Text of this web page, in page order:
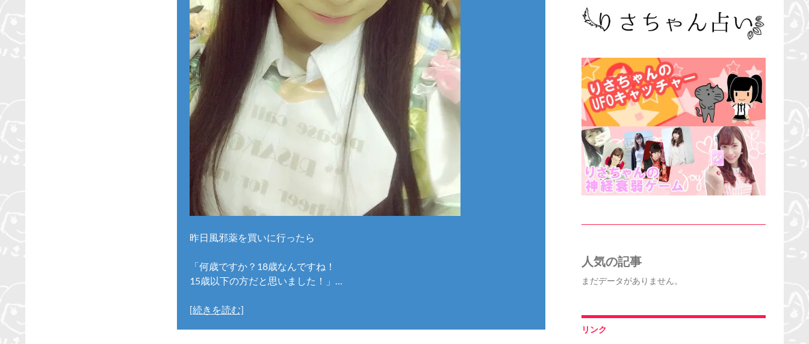
昨日風邪薬を買いに行ったら
「何歳ですか？18歳なんですね！
15歳以下の方だと思いました！」…
[続きを読む]
人気の記事
まだデータがありません。
リンク